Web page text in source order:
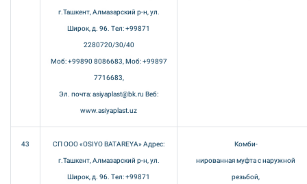
г.Ташкент, Алмазарский р-н, ул.
Широк, д. 96. Тел: +99871
2280720/30/40
Моб: +99890 8086683, Моб: +99897
7716683,
Эл. почта: asiyaplast@bk.ru Веб:
www.asiyaplast.uz
43 СП ООО «OSIYO BATAREYA» Адрес:
г.Ташкент, Алмазарский р-н, ул.
Широк, д. 96. Тел: +99871
Комби-
нированная муфта с наружной
резьбой,